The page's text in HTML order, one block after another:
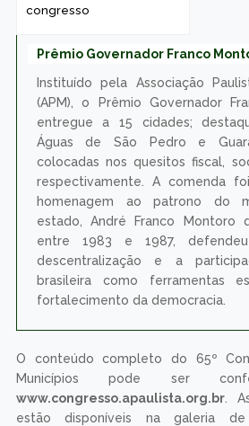
congresso
Prêmio Governador Franco
Instituído pela Associação
(APM), o Prêmio Governador
entregue a 15 cidades;
Águas de São Pedro e
colocadas nos quesitos fiscal,
respectivamente. A comenda
homenagem ao patrono do
estado, André Franco Montoro
entre 1983 e 1987,
descentralização e a
brasileira como ferramentas
fortalecimento da democracia.
O conteúdo completo do 65º
Municípios pode ser
www.congresso.apaulista.org.br.
estão disponíveis na galeria